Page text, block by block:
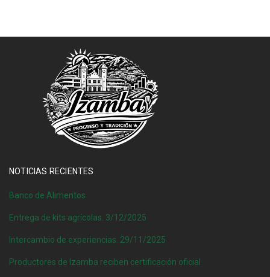
NOTICIAS RECIENTES
Banco de Alimentos
Entrega de kits agrícolas. 3/12/2025
Intercambio de experiencias. 29/11/2025
Productores de Izamba reciben certificación oficial